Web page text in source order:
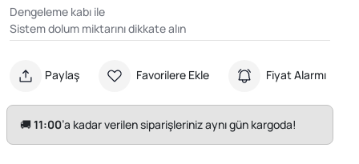
Dengeleme kabı ile
Sistem dolum miktarını dikkate alın
Paylaş Favorilere Ekle Fiyat Alarmı
🚚11:00’a kadar verilen siparişleriniz aynı gün kargoda!